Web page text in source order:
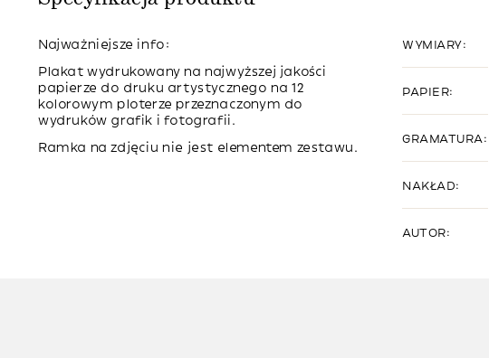
Najważniejsze info:
Plakat wydrukowany na najwyższej jakości
papierze do druku artystycznego na 12
kolorowym ploterze przeznaczonym do
wydruków grafik i fotografii.
Ramka na zdjęciu nie jest elementem zestawu.
WYMIARY:
PAPIER:
GRAMATURA:
NAKŁAD:
AUTOR: